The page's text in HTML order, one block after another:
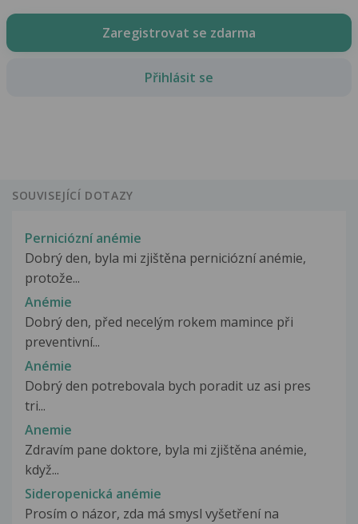
Zaregistrovat se zdarma
Přihlásit se
SOUVISEJÍCÍ DOTAZY
Perniciózní anémie
Dobrý den, byla mi zjištěna perniciózní anémie,
protože...
Anémie
Dobrý den, před necelým rokem mamince při
preventivní...
Anémie
Dobrý den potrebovala bych poradit uz asi pres
tri...
Anemie
Zdravím pane doktore, byla mi zjištěna anémie,
když...
Sideropenická anémie
Prosím o názor, zda má smysl vyšetření na